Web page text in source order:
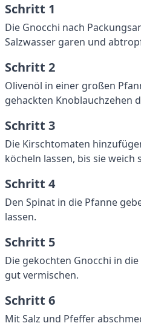
Schritt 1
Die Gnocchi nach
Salzwasser garen und
Schritt 2
Olivenöl in einer großen
gehackten Knoblauchzehen
Schritt 3
Die Kirschtomaten
köcheln lassen, bis sie weich
Schritt 4
Den Spinat in die Pfanne
lassen.
Schritt 5
Die gekochten Gnocchi in
gut vermischen.
Schritt 6
Mit Salz und Pfeffer